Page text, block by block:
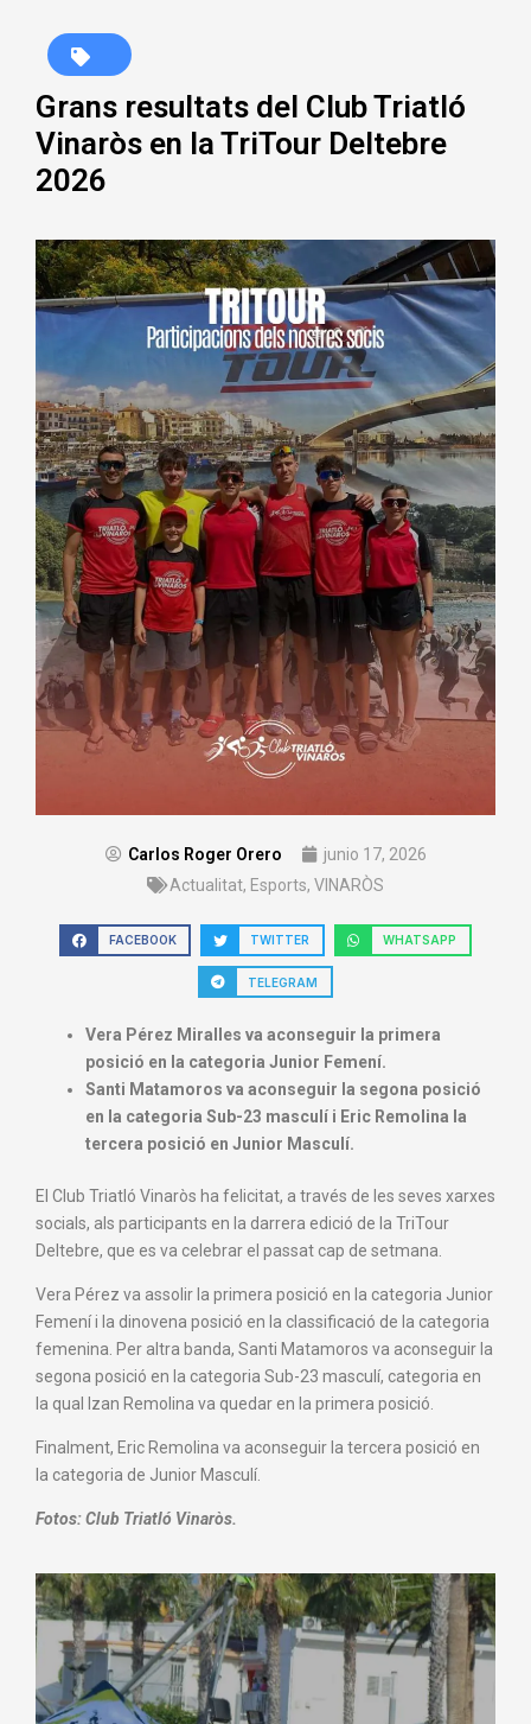
Grans resultats del Club Triatló
Vinaròs en la TriTour Deltebre
2026
Carlos Roger Orero
junio 17, 2026
Actualitat, Esports, VINARÒS
FACEBOOK TWITTER WHATSAPP
TELEGRAM
Vera Pérez Miralles va aconseguir la primera
posició en la categoria Junior Femení.
Santi Matamoros va aconseguir la segona posició
en la categoria Sub-23 masculí i Eric Remolina la
tercera posició en Junior Masculí.
El Club Triatló Vinaròs ha felicitat, a través de les seves xarxes
socials, als participants en la darrera edició de la TriTour
Deltebre, que es va celebrar el passat cap de setmana.
Vera Pérez va assolir la primera posició en la categoria Junior
Femení i la dinovena posició en la classificació de la categoria
femenina. Per altra banda, Santi Matamoros va aconseguir la
segona posició en la categoria Sub-23 masculí, categoria en
la qual Izan Remolina va quedar en la primera posició.
Finalment, Eric Remolina va aconseguir la tercera posició en
la categoria de Junior Masculí.
Fotos: Club Triatló Vinaròs.